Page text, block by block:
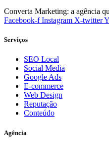
Converta Marketing: a agência
Facebook-f Instagram X-twitter
Serviços
SEO Local
Social Media
Google Ads
E-commerce
Web Design
Reputação
Conteúdo
Agência